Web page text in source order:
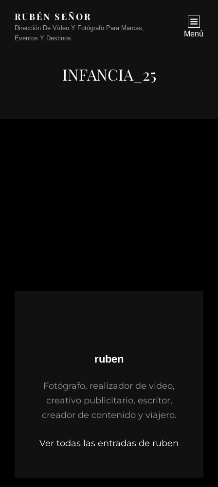
RUBÉN SEÑOR
Dirección De Vídeo Y Fotógrafo Para Marcas,
Eventos Y Destinos
Menú
INFANCIA_25
Autor:
ruben
Fotógrafo, realizador de video,
creativo publicitario, escritor,
creador de contenido y viajero.
Ver todas las entradas de ruben